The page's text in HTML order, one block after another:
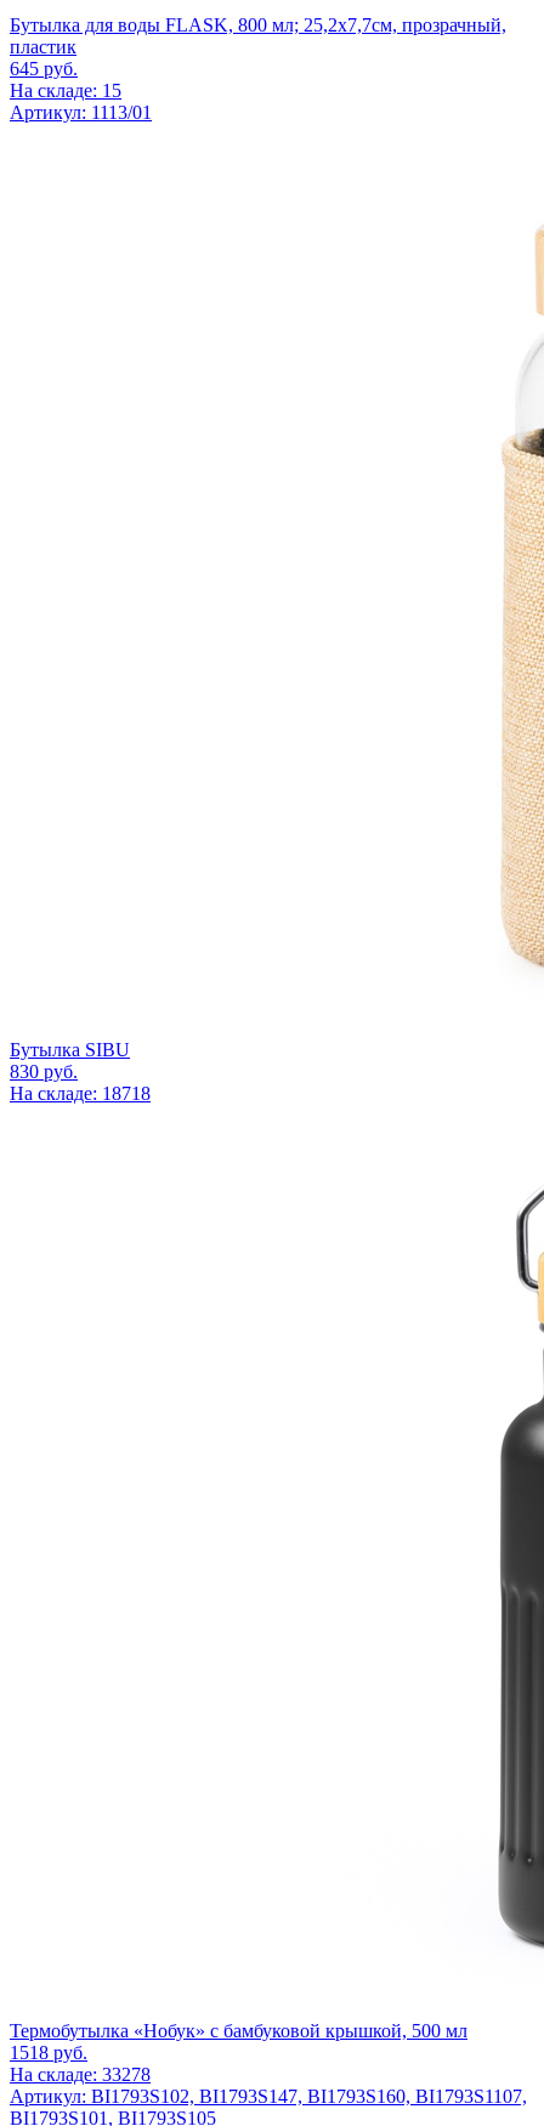
Бутылка для воды FLASK, 800 мл; 25,2х7,7см, прозрачный,
пластик
645 руб.
На складе: 15
Артикул: 1113/01
Бутылка SIBU
830 руб.
На складе: 18718
Термобутылка «Нобук» с бамбуковой крышкой, 500 мл
1518 руб.
На складе: 33278
Артикул: BI1793S102, BI1793S147, BI1793S160, BI1793S1107,
BI1793S101, BI1793S105